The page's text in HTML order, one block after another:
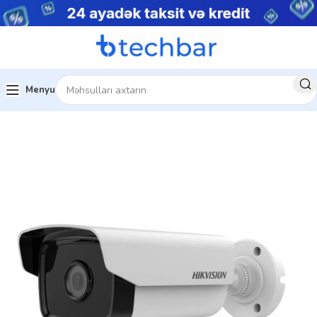
Menyu
Şəbəkə Məhsulları IP kameralar